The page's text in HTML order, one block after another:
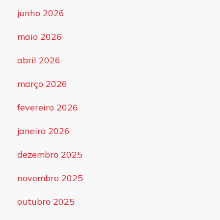
junho 2026
maio 2026
abril 2026
março 2026
fevereiro 2026
janeiro 2026
dezembro 2025
novembro 2025
outubro 2025